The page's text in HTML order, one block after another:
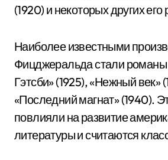
(1920) и некоторых других его
Наиболее известными
Фицджеральда стали романы
Гэтсби» (1925), «Нежный век»
«Последний магнат» (1940).
повлияли на развитие
литературы и считаются